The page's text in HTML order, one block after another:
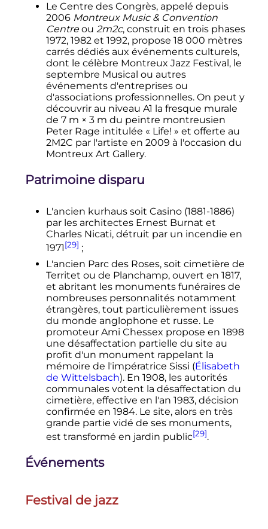
Le Centre des Congrès, appelé depuis
2006 Montreux Music & Convention
Centreou 2m2c, construit en trois phases
1972, 1982 et 1992, propose 18 000 mètres
carrés dédiés aux événements culturels,
dont le célèbre Montreux Jazz Festival, le
septembre Musical ou autres
événements d'entreprises ou
d'associations professionnelles. On peut y
découvrir au niveau A1 la fresque murale
de 7 m × 3 m du peintre montreusien
Peter Rage intitulée « Life! » et offerte au
2M2C par l'artiste en 2009 à l'occasion du
Montreux Art Gallery.
Patrimoine disparu
L'ancien kurhaus soit Casino (1881-1886)
par les architectes Ernest Burnat et
Charles Nicati, détruit par un incendie en
1971[29] ;
L'ancien Parc des Roses, soit cimetière de
Territet ou de Planchamp, ouvert en 1817,
et abritant les monuments funéraires de
nombreuses personnalités notamment
étrangères, tout particulièrement issues
du monde anglophone et russe. Le
promoteur Ami Chessex propose en 1898
une désaffectation partielle du site au
profit d'un monument rappelant la
mémoire de l'impératrice Sissi (Élisabeth
de Wittelsbach). En 1908, les autorités
communales votent la désaffectation du
cimetière, effective en l'an 1983, décision
confirmée en 1984. Le site, alors en très
grande partie vidé de ses monuments,
est transformé en jardin public[29].
Événements
Festival de jazz